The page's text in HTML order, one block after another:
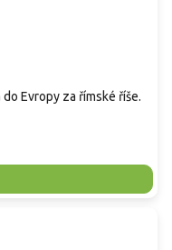
Evropy za římské říše.